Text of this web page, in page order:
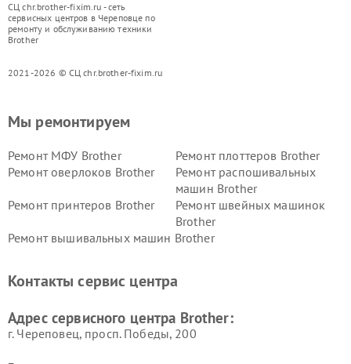
СЦ chr.brother-fixim.ru - сеть
сервисных центров в Череповце по
ремонту и обслуживанию техники
Brother
2021-2026 © СЦ chr.brother-fixim.ru
Мы ремонтируем
Ремонт МФУ Brother
Ремонт плоттеров Brother
Ремонт оверлоков Brother
Ремонт распошивальных
машин Brother
Ремонт принтеров Brother
Ремонт швейных машинок
Brother
Ремонт вышивальных машин Brother
Контакты сервис центра
Адрес сервисного центра Brother:
г. Череповец, просп. Победы, 200